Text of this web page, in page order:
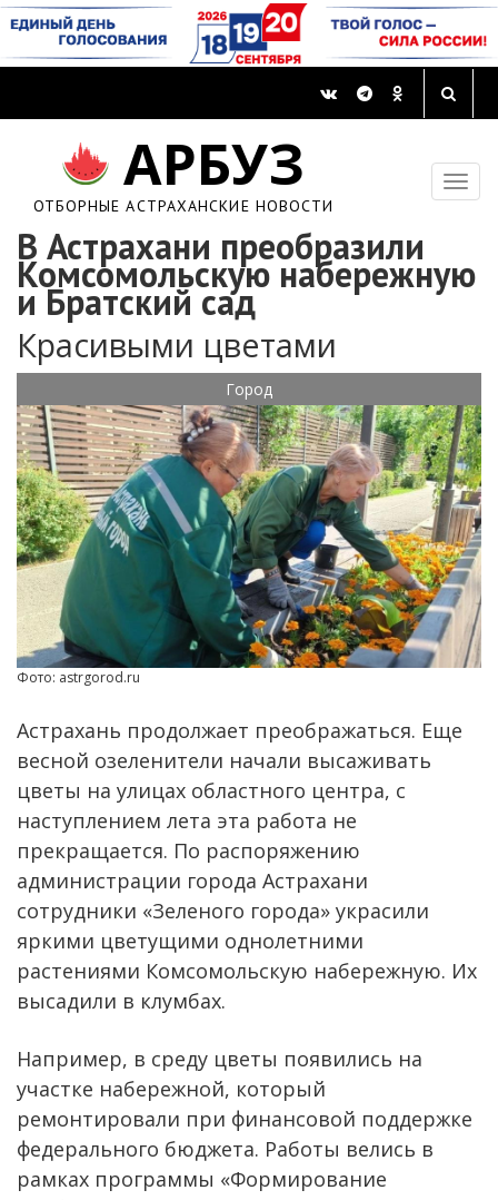
АРБУЗ
ОТБОРНЫЕ АСТРАХАНСКИЕ НОВОСТИ
В Астрахани преобразили
Комсомольскую набережную
и Братский сад
Красивыми цветами
Город
Фото: astrgorod.ru
Астрахань продолжает преображаться. Еще
весной озеленители начали высаживать
цветы на улицах областного центра, с
наступлением лета эта работа не
прекращается. По распоряжению
администрации города Астрахани
сотрудники «Зеленого города» украсили
яркими цветущими однолетними
растениями Комсомольскую набережную. Их
высадили в клумбах.
Например, в среду цветы появились на
участке набережной, который
ремонтировали при финансовой поддержке
федерального бюджета. Работы велись в
рамках программы «Формирование